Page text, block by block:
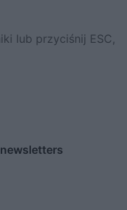
lub przyciśnij ESC,